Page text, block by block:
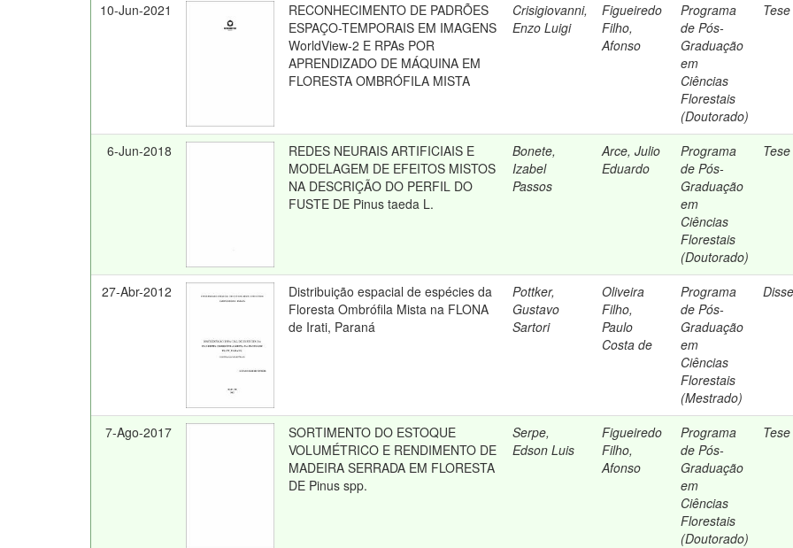
10-Jun-2021
RECONHECIMENTO DE PADRÕES
ESPAÇO-TEMPORAIS EM IMAGENS
WorldView-2 E RPAs POR
APRENDIZADO DE MÁQUINA EM
FLORESTA OMBRÓFILA MISTA
Crisigiovanni,
Enzo Luigi
Figueiredo
Filho,
Afonso
Programa
de Pós-
Graduação
em
Ciências
Florestais
(Doutorado)
Tese
6-Jun-2018
REDES NEURAIS ARTIFICIAIS E
MODELAGEM DE EFEITOS MISTOS
NA DESCRIÇÃO DO PERFIL DO
FUSTE DE Pinus taeda L.
Bonete,
Izabel
Passos
Arce, Julio
Eduardo
Programa
de Pós-
Graduação
em
Ciências
Florestais
(Doutorado)
Tese
27-Abr-2012
Distribuição espacial de espécies da
Floresta Ombrófila Mista na FLONA
de Irati, Paraná
Pottker,
Gustavo
Sartori
Oliveira
Filho,
Paulo
Costa de
Programa
de Pós-
Graduação
em
Ciências
Florestais
(Mestrado)
7-Ago-2017
SORTIMENTO DO ESTOQUE
VOLUMÉTRICO E RENDIMENTO DE
MADEIRA SERRADA EM FLORESTA
DE Pinus spp.
Serpe,
Edson Luis
Figueiredo
Filho,
Afonso
Programa
de Pós-
Graduação
em
Ciências
Florestais
(Doutorado)
Tese